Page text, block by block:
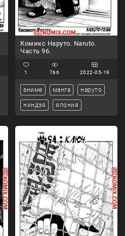
Комикс Наруто. Naruto.
Часть 96.
1 766 2022-05-19
аниме манга наруто
ниндзя япония